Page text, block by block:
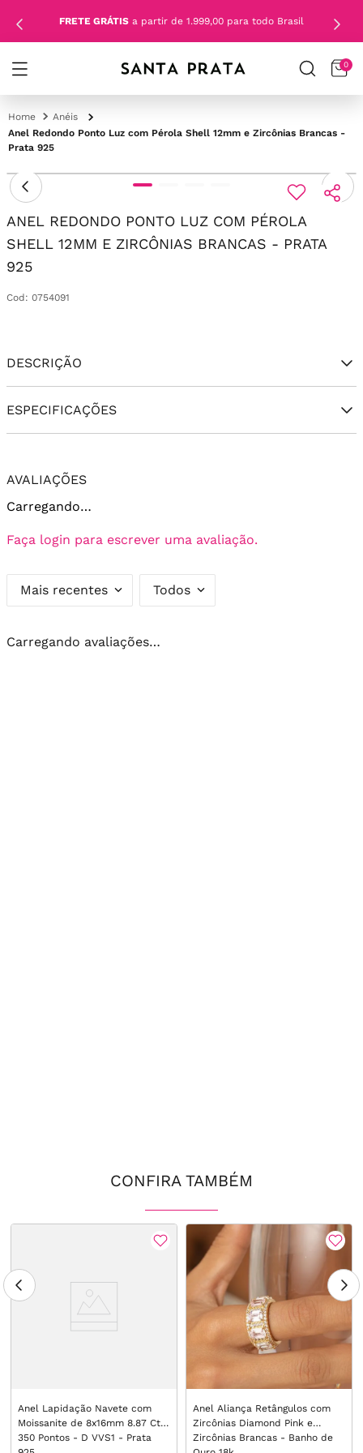
FRETE GRÁTIS a partir de 1.999,00 para todo Brasil
0
Anéis
Anel Redondo Ponto Luz com Pérola Shell 12mm e Zircônias Brancas -
Prata 925
ANEL REDONDO PONTO LUZ COM PÉROLA
SHELL 12MM E ZIRCÔNIAS BRANCAS - PRATA
925
Cod : 0754091
DESCRIÇÃO
ESPECIFICAÇÕES
AVALIAÇÕES
Carregando…
Faça login para escrever uma avaliação.
Mais recentes Todos
Carregando avaliações…
CONFIRA TAMBÉM
Anel Lapidação Navete com
Moissanite de 8x16mm 8.87 Ct /
350 Pontos - D VVS1 - Prata
Anel Aliança Retângulos com
Zircônias Diamond Pink e
Zircônias Brancas - Banho de